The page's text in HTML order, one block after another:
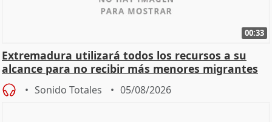
00:33
Extremadura utilizará todos los recursos a su
alcance para no recibir más menores migrantes
Sonido Totales 05/08/2026